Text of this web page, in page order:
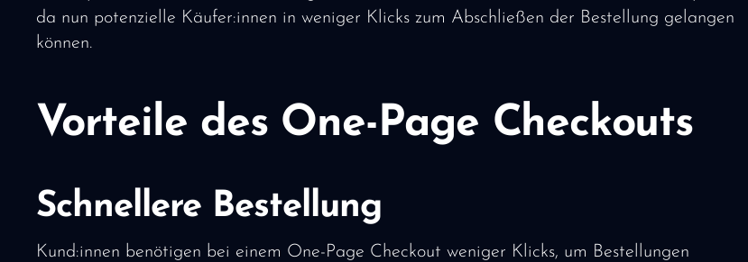
da nun potenzielle Käufer:innen in weniger Klicks zum Abschließen der Bestellung gelangen
können.
Vorteile des One-Page Checkouts
Schnellere Bestellung
Kund:innen benötigen bei einem One-Page Checkout weniger Klicks, um Bestellungen